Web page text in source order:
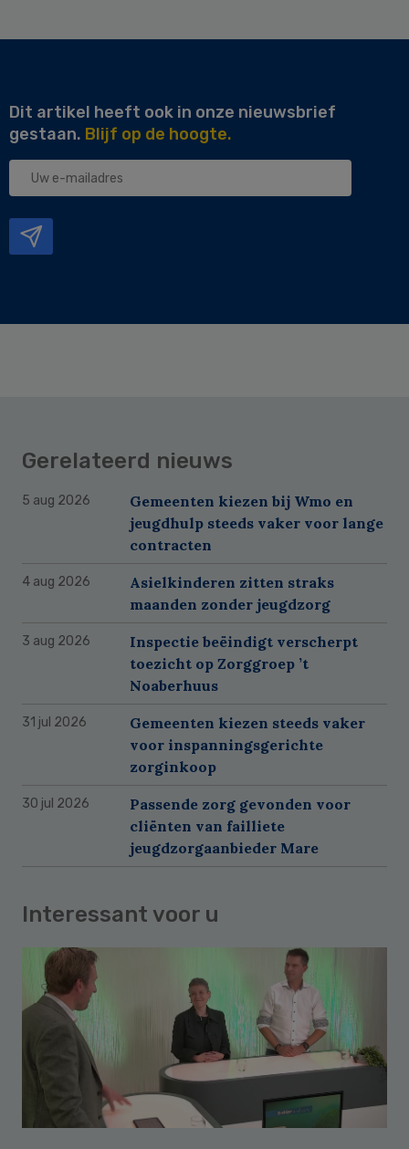
Dit artikel heeft ook in onze nieuwsbrief
gestaan. Blijf op de hoogte.
Uw
Gerelateerd nieuws
5 aug 2026
Gemeenten kiezen bij Wmo en
jeugdhulp steeds vaker voor lange
contracten
4 aug 2026
Asielkinderen zitten straks
maanden zonder jeugdzorg
3 aug 2026
Inspectie beëindigt verscherpt
toezicht op Zorggroep ’t
Noaberhuus
31 jul 2026
Gemeenten kiezen steeds vaker
voor inspanningsgerichte
zorginkoop
30 jul 2026
Passende zorg gevonden voor
cliënten van failliete
jeugdzorgaanbieder Mare
Interessant voor u